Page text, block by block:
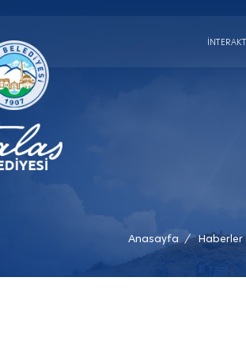
Anasayfa / Haberler